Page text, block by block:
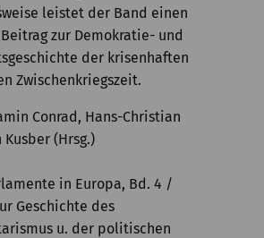
leistet der Band einen
zur Demokratie- und
der krisenhaften
Zwischenkriegszeit.
Conrad, Hans-Christian
Kusber (Hrsg.)
in Europa, Bd. 4 /
Geschichte des
u. der politischen